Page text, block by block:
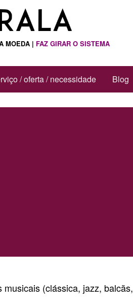
MOEDA | FAZ GIRAR O SISTEMA
/ oferta / necessidade Blog
(clássica, jazz, balcãs,